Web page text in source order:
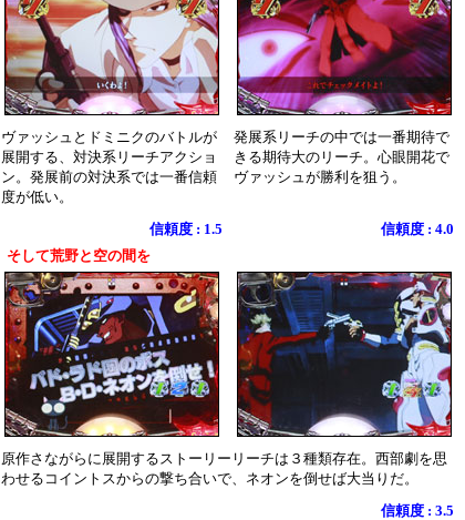
ヴァッシュとドミニクのバトルが
展開する、対決系リーチアクショ
ン。発展前の対決系では一番信頼
度が低い。
信頼度 : 1.5
発展系リーチの中では一番期待で
きる期待大のリーチ。心眼開花で
ヴァッシュが勝利を狙う。
信頼度 : 4.0
そして荒野と空の間を
原作さながらに展開するストーリーリーチは３種類存在。西部劇を思
わせるコイントスからの撃ち合いで、ネオンを倒せば大当りだ。
信頼度 : 3.5